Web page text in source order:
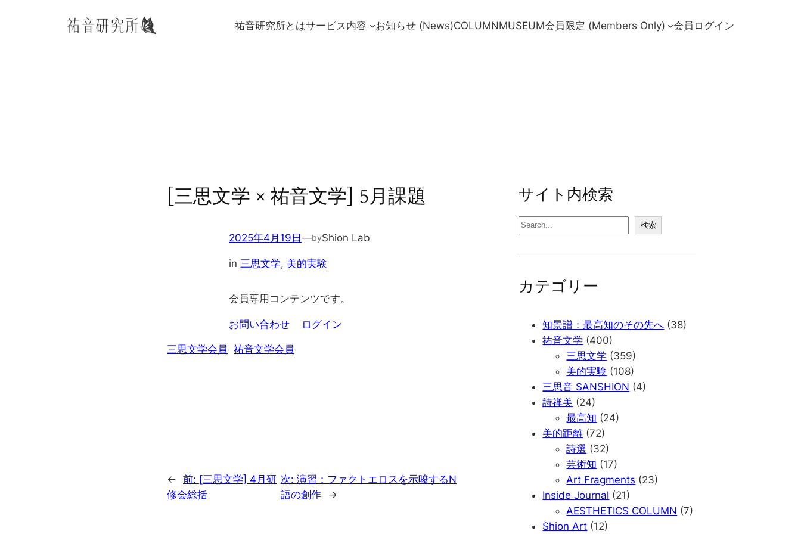
祐音研究所とはサービス内容 お知らせ (News)COLUMNMUSEUM会員限定 (Members Only) 会員ログイン
[三思文学 × 祐音文学] 5月課題
2025年4月19日 —byShion Lab
in 三思文学, 美的実験
会員専用コンテンツです。
お問い合わせ ログイン
三思文学会員 祐音文学会員
← 前: [三思文学] 4月研
修会総括
次: 演習：ファクトエロスを示唆するN
語の創作
→
サイト内検索
検
検索
カテゴリー
知景譜：最高知のその先へ (38)
祐音文学 (400)
三思文学 (359)
美的実験 (108)
三思音 SANSHION (4)
詩禅美 (24)
最高知 (24)
美的距離 (72)
詩選 (32)
芸術知 (17)
Art Fragments (23)
Inside Journal (21)
AESTHETICS COLUMN (7)
Shion Art (12)